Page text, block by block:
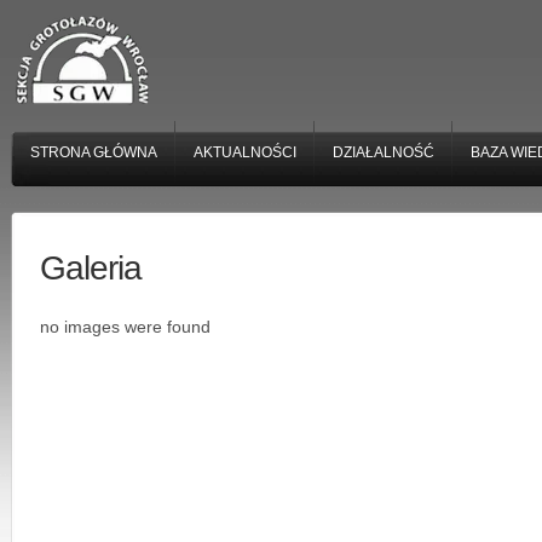
STRONA GŁÓWNA AKTUALNOŚCI DZIAŁALNOŚĆ BAZA
Galeria
no images were found